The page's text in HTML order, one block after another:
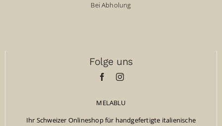
Bei Abholung
Folge uns
MELABLU
Ihr Schweizer Onlineshop für handgefertigte italienische